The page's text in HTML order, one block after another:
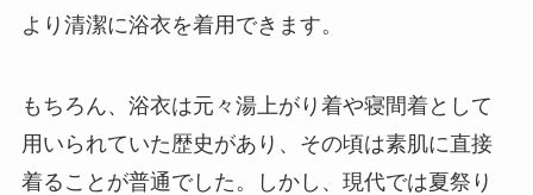
より清潔に浴衣を着用できます。
もちろん、浴衣は元々湯上がり着や寝間着として
用いられていた歴史があり、その頃は素肌に直接
着ることが普通でした。しかし、現代では夏祭り